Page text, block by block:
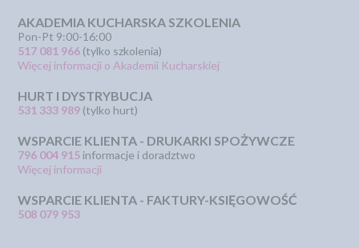
AKADEMIA KUCHARSKA SZKOLENIA
Pon-Pt 9:00-16:00
517 081 966 (tylko szkolenia)
Więcej informacji o Akademii Kucharskiej
HURT I DYSTRYBUCJA
531 333 989 (tylko hurt)
WSPARCIE KLIENTA - DRUKARKI SPOŻYWCZE
796 004 915 informacje i doradztwo
Więcej informacji
WSPARCIE KLIENTA - FAKTURY-KSIĘGOWOŚĆ
508 079 953